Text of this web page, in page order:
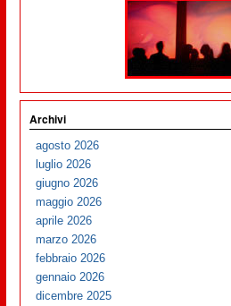
Archivi
agosto 2026
luglio 2026
giugno 2026
maggio 2026
aprile 2026
marzo 2026
febbraio 2026
gennaio 2026
dicembre 2025